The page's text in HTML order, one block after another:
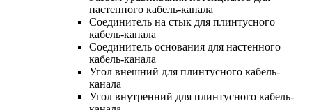
настенного кабель-канала
Соединитель на стык для плинтусного
кабель-канала
Соединитель основания для настенного
кабель-канала
Угол внешний для плинтусного кабель-
канала
Угол внутренний для плинтусного кабель-